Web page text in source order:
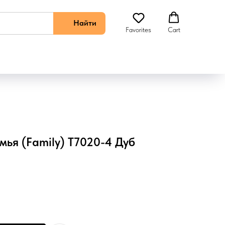
Найти
Favorites Cart
(Family) T7020-4 Дуб